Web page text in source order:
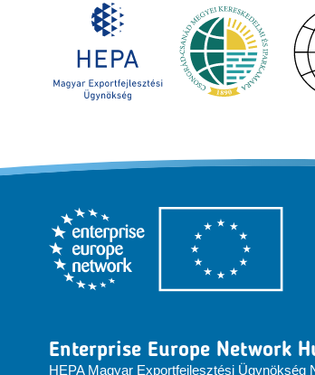
Enterprise Europe Network
HEPA Magyar Exportfejlesztési Ügynökség